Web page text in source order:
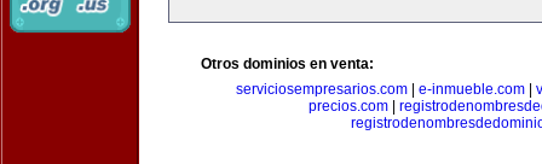
Otros dominios en venta:
serviciosempresarios.com| e-inmueble.com|
precios.com